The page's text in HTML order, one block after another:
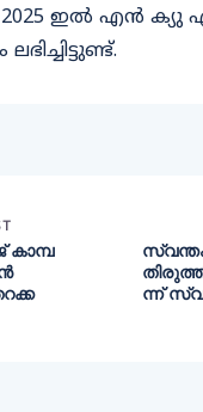
2025 ഇൽ എൻ
കാമ്പ
ന്ന്